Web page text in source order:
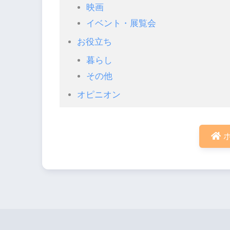
映画
イベント・展覧会
お役立ち
暮らし
その他
オピニオン